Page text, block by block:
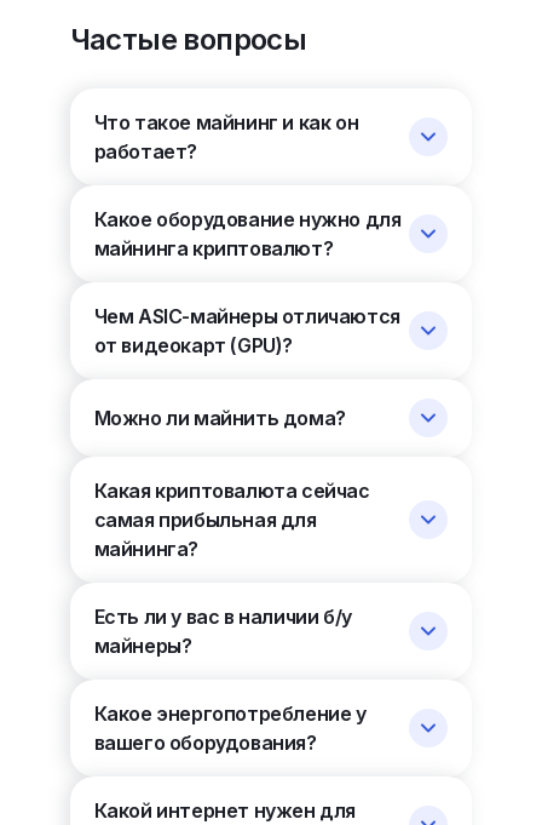
Частые вопросы
Что такое майнинг и как он
работает?
Какое оборудование нужно для
майнинга криптовалют?
Чем ASIC-майнеры отличаются
от видеокарт (GPU)?
Можно ли майнить дома?
Какая криптовалюта сейчас
самая прибыльная для
майнинга?
Есть ли у вас в наличии б/у
майнеры?
Какое энергопотребление у
вашего оборудования?
Какой интернет нужен для